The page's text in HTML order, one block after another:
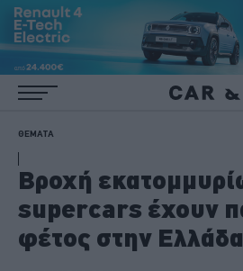
ΘΕΜΑΤΑ
Βροχή
supercars έχουν
φέτος στην Ελλάδα